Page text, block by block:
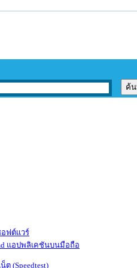
ฟต์แวร์
แอปพลิเคชันบนมือถือ
ต (Speedtest)